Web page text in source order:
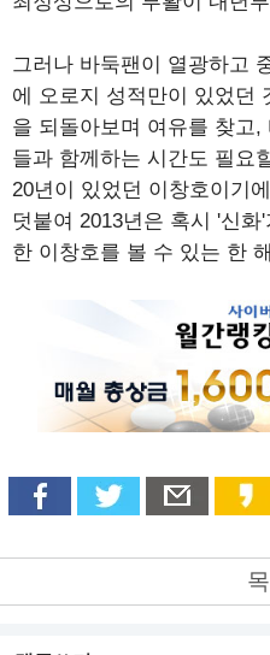
그러나 바둑팬이 열광하고
에 오로지 성적만이 있었던
을 되돌아보며 여유를 찾고
들과 함께하는 시간도 필요
20년이 있었던 이창호이기
덧붙여 2013년은 혹시 '신
한 이창호를 볼 수 있는 한